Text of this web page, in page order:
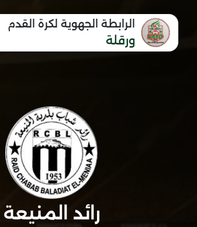
الرابطة الجهوية لكرة القدم
ورقلة
رائد المنيعة